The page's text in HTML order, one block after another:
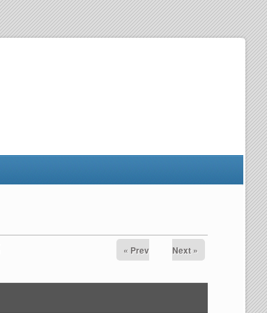
« Prev Next »